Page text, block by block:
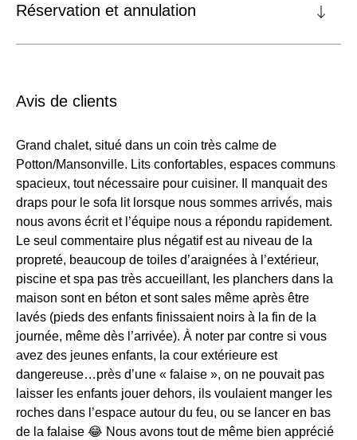
Réservation et annulation
Avis de clients
Grand chalet, situé dans un coin très calme de
Potton/Mansonville. Lits confortables, espaces communs
spacieux, tout nécessaire pour cuisiner. Il manquait des
draps pour le sofa lit lorsque nous sommes arrivés, mais
nous avons écrit et l’équipe nous a répondu rapidement.
Le seul commentaire plus négatif est au niveau de la
propreté, beaucoup de toiles d’araignées à l’extérieur,
piscine et spa pas très accueillant, les planchers dans la
maison sont en béton et sont sales même après être
lavés (pieds des enfants finissaient noirs à la fin de la
journée, même dès l’arrivée). À noter par contre si vous
avez des jeunes enfants, la cour extérieure est
dangereuse…près d’une « falaise », on ne pouvait pas
laisser les enfants jouer dehors, ils voulaient manger les
roches dans l’espace autour du feu, ou se lancer en bas
de la falaise 😂 Nous avons tout de même bien apprécié